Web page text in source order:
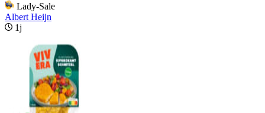
Lady-Sale
Albert Heijn
1j